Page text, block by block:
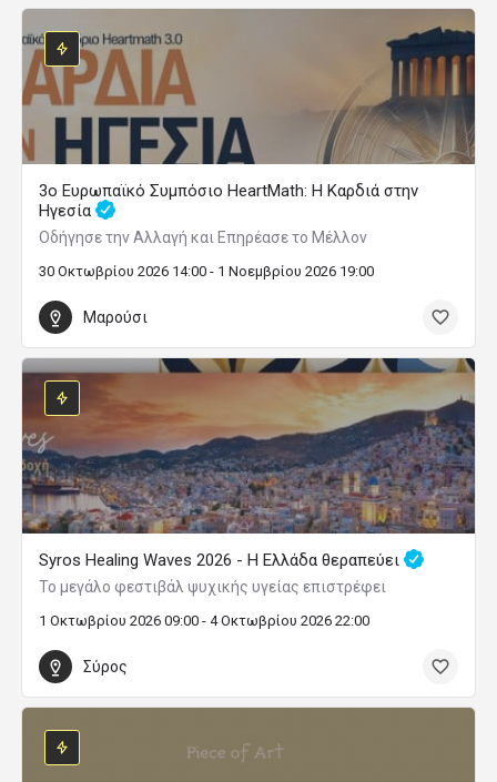
3ο Ευρωπαϊκό Συμπόσιο HeartMath: Η Καρδιά στην
Ηγεσία
Οδήγησε την Αλλαγή και Επηρέασε το Μέλλον
30 Οκτωβρίου 2026 14:00 - 1 Νοεμβρίου 2026 19:00
Μαρούσι
Syros Healing Waves 2026 - Η Ελλάδα θεραπεύει
Το μεγάλο φεστιβάλ ψυχικής υγείας επιστρέφει
1 Οκτωβρίου 2026 09:00 - 4 Οκτωβρίου 2026 22:00
Σύρος